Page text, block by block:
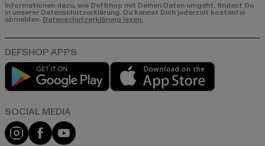
Informationen dazu, wie DefShop mit Deinen Daten umgeht, findest Du
in unserer Datenschutzerklärung. Du kannst Dich jederzeit kostenfei
abmelden.Datenschutzerklärung lesen.
Play market
Instagram
FacebookYouTube